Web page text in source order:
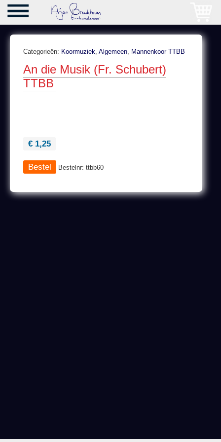
Categorieën: Koormuziek, Algemeen, Mannenkoor TTBB
An die Musik (Fr. Schubert)
TTBB
€ 1,25
Bestelnr: ttbb60